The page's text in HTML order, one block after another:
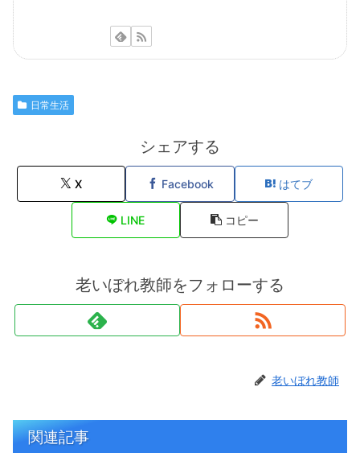
日常生活
シェアする
X Facebook はてブ
LINE コピー
老いぼれ教師をフォローする
老いぼれ教師
関連記事